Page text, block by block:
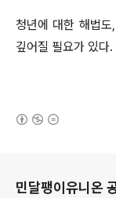
청년에 대한 해법
깊어질 필요가 있다.
민달팽이유니온